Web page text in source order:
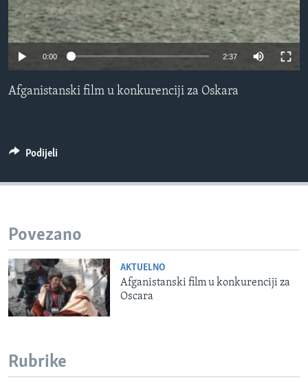
MAGAZIN
O GLASU AMERIKE
Learning English
0:00 2:37
Afganistanski film u konkurenciji za Oskara
Podijeli
Povezano
AKTUELNO
Afganistanski film u konkurenciji za
Oscara
Rubrike